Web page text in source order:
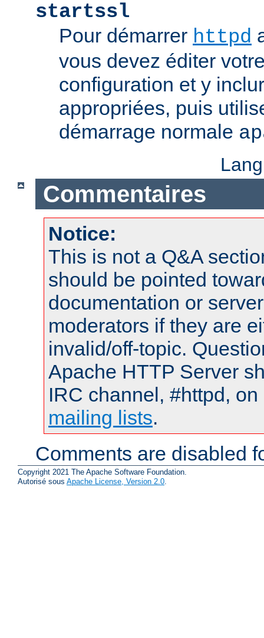
startssl
Pour démarrer httpd
vous devez éditer
configuration et y
appropriées, puis
démarrage normale
Commentaires
Notice:
This is not a Q&A
should be pointed
documentation or
moderators if they are
invalid/off-topic.
Apache HTTP Server
IRC channel, #httpd,
mailing lists.
Comments are disabled
Copyright 2021 The Apache Software Foundation.
Autorisé sous Apache License, Version 2.0